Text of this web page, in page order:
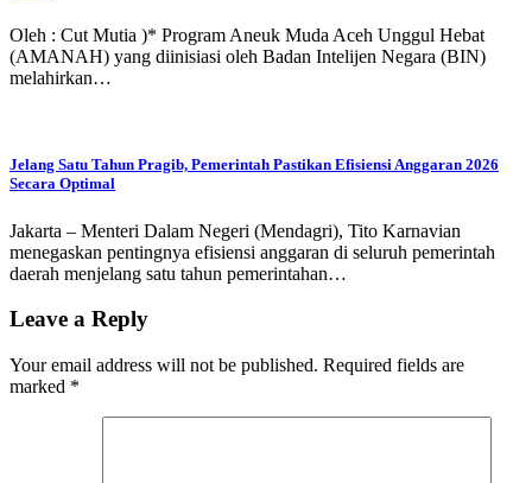
Oleh : Cut Mutia )* Program Aneuk Muda Aceh Unggul Hebat
(AMANAH) yang diinisiasi oleh Badan Intelijen Negara (BIN)
melahirkan…
Jelang Satu Tahun Pragib, Pemerintah Pastikan Efisiensi Anggaran 2026
Secara Optimal
Jakarta – Menteri Dalam Negeri (Mendagri), Tito Karnavian
menegaskan pentingnya efisiensi anggaran di seluruh pemerintah
daerah menjelang satu tahun pemerintahan…
Leave a Reply
Your email address will not be published. Required fields are
marked *